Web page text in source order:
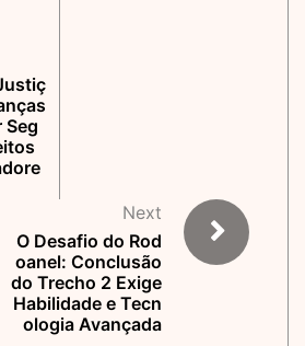
Seg
Next
O Desafio do Rod
oanel: Conclusão
do Trecho 2 Exige
Habilidade e Tecn
ologia Avançada